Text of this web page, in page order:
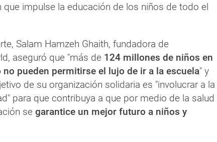
que impulse la educación de los niños de todo el
Salam Hamzeh Ghaith, fundadora de
aseguró que "más de 124 millones de niños en
no pueden permitirse el lujo de ir a la escuela" y
de su organización solidaria es "involucrar a la
para que contribuya a que por medio de la salud
se garantice un mejor futuro a niños y